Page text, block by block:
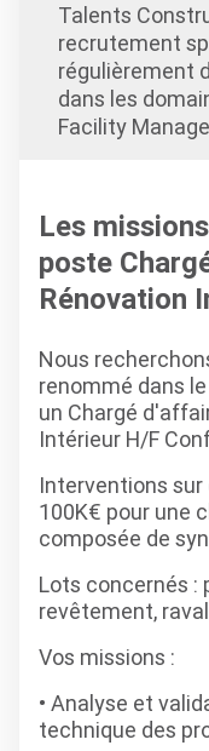
Talents
recrutement
régulièrement
dans les
Facility
Les
poste
Rénovation
Nous
renommé dans
un Chargé
Intérieur H/F
Interventions
100K€ pour une
composée de
Lots concernés :
revêtement,
Vos missions :
Analyse et
technique des